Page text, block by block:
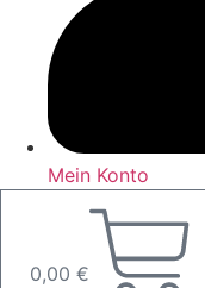
Mein Konto
0,00 €